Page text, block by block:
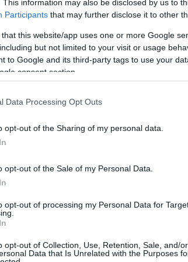
This information may also be disclosed by us to
Participants that may further disclose it to other
that this website/app uses one or more Google
but not limited to your visit or usage
to Google and its third-party tags to use your
consent section.
Data Processing Opt Outs
opt-out of the Sharing of my personal data.
opt-out of the Sale of my Personal Data.
opt-out of processing my Personal Data for
opt-out of Collection, Use, Retention, Sale, and/
Data that Is Unrelated with the Purposes